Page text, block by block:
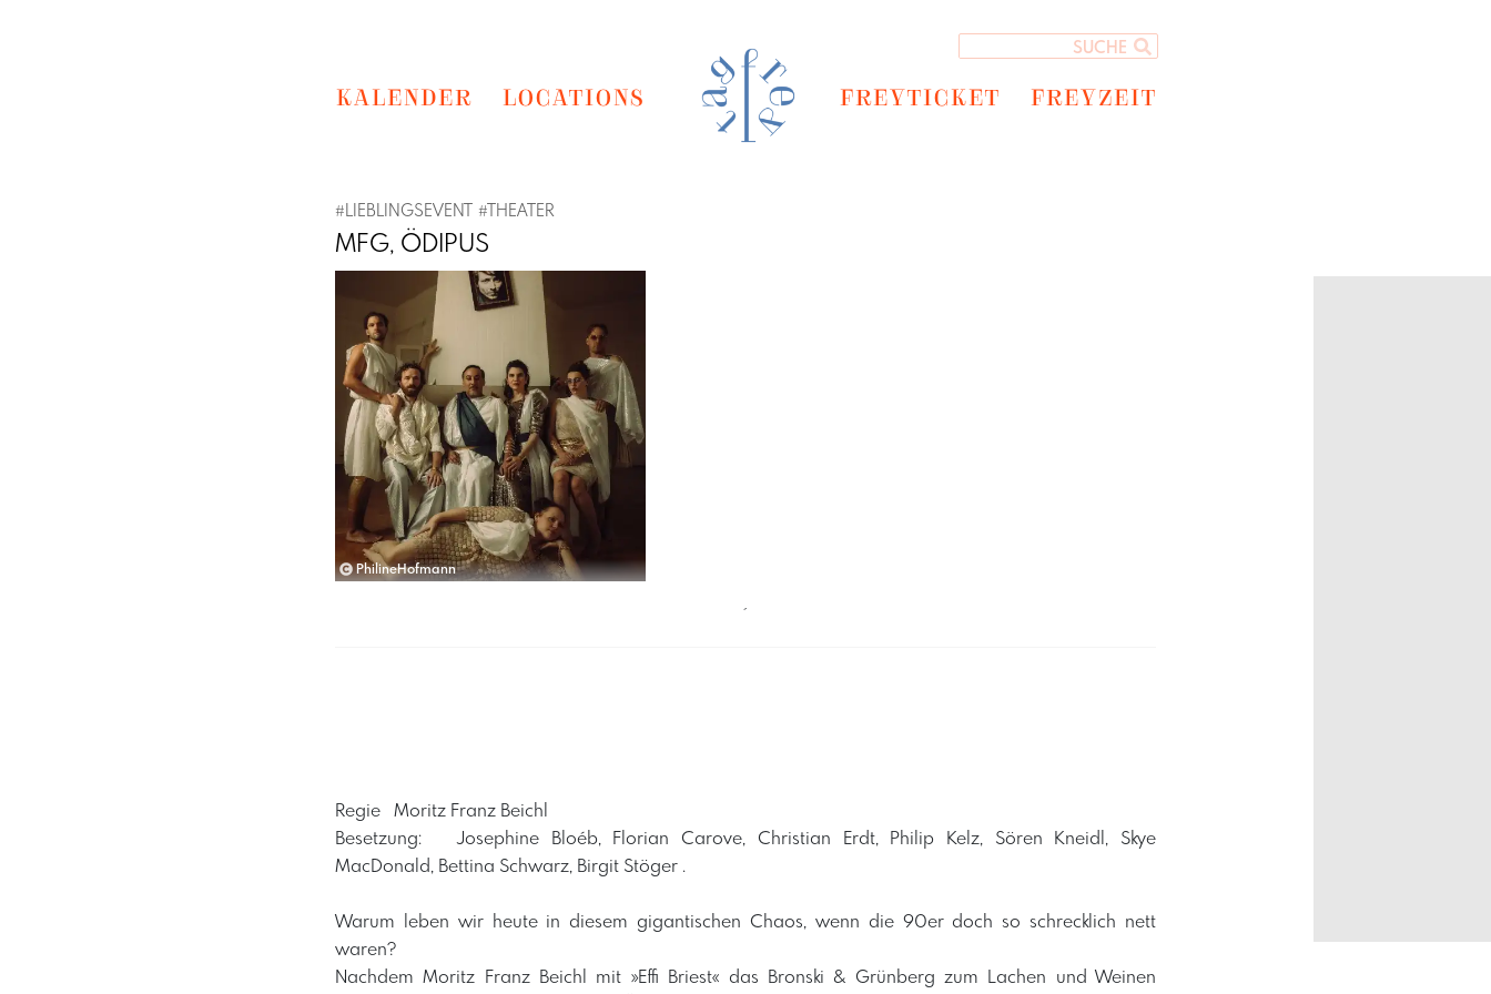
KALENDER LOCATIONS FREYTICKET FREYZEIT
#LIEBLINGSEVENT # THEATER
MFG, ÖDIPUS
PhilineHofmann
Previous Next
´
Regie Moritz Franz Beichl ​ ​
Besetzung: Josephine Bloéb, Florian Carove, Christian Erdt, Philip Kelz, Sören Kneidl, Skye
MacDonald, Bettina Schwarz, Birgit Stöger . ​
Warum leben wir heute in diesem gigantischen Chaos, wenn die 90er doch so schrecklich nett
waren?
Nachdem Moritz Franz Beichl mit »Effi Briest« das Bronski & Grünberg zum Lachen und Weinen